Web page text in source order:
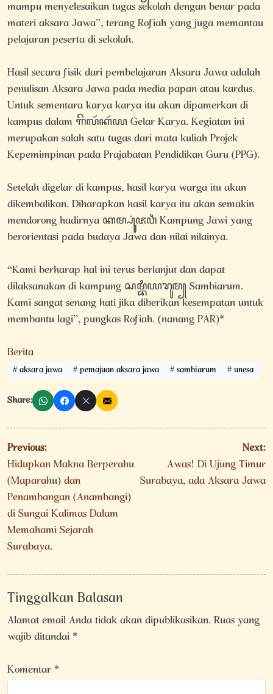
mampu menyelesaikan tugas sekolah dengan benar pada
materi aksara Jawa”, terang Rofiah yang juga memantau
pelajaran peserta di sekolah.
Hasil secara fisik dari pembelajaran Aksara Jawa adalah
penulisan Aksara Jawa pada media papan atau kardus.
Untuk sementara karya karya itu akan dipamerkan di
kampus dalam ꦒꦼꦭꦂꦏꦂꦪ Gelar Karya. Kegiatan ini
merupakan salah satu tugas dari mata kuliah Projek
Kepemimpinan pada Prajabatan Pendidikan Guru (PPG).
Setelah digelar di kampus, hasil karya warga itu akan
dikembalikan. Diharapkan hasil karya itu akan semakin
mendorong hadirnya ꦏꦩ꧀ꦥꦸꦁꦗꦮꦶ Kampung Jawi yang
berorientasi pada budaya Jawa dan nilai nilainya.
“Kami berharap hal ini terus berlanjut dan dapat
dilaksanakan di kampung ꦱꦩ꧀ꦧꦶꦪꦫꦸꦩ꧀ Sambiarum.
Kami sangat senang hati jika diberikan kesempatan untuk
membantu lagi”, pungkas Rofiah. (nanang PAR)*
Berita
aksara jawa pemajuan aksara jawa sambiarum unesa
Share:
Navigasi
pos
Previous:
Hidupkan Makna Berperahu
(Maparahu) dan
Penambangan (Anambangi)
di Sungai Kalimas Dalam
Memahami Sejarah
Surabaya.
Next:
Awas! Di Ujung Timur
Surabaya, ada Aksara Jawa
Tinggalkan Balasan
Alamat email Anda tidak akan dipublikasikan.Ruas yang
wajib ditandai*
Komentar*